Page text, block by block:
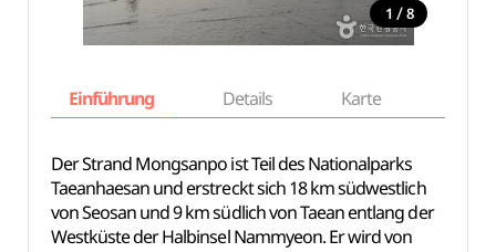
1 / 8
Einführung Details Karte
Der Strand Mongsanpo ist Teil des Nationalparks
Taeanhaesan und erstreckt sich 18 km südwestlich
von Seosan und 9 km südlich von Taean entlang der
Westküste der Halbinsel Nammyeon. Er wird von